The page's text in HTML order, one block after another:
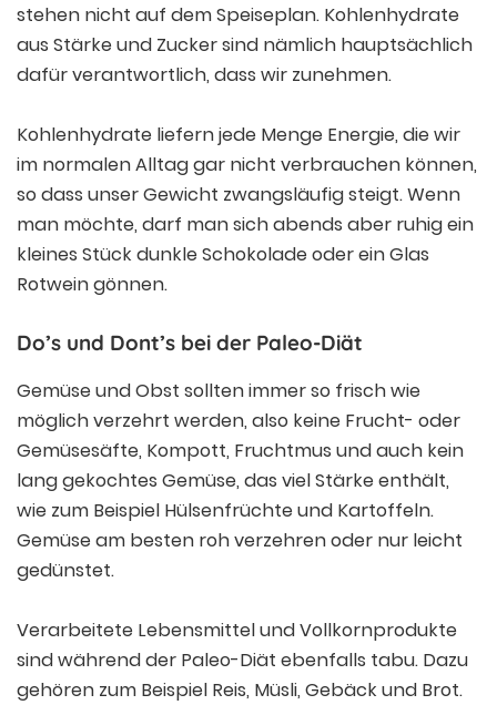
stehen nicht auf dem Speiseplan. Kohlenhydrate
aus Stärke und Zucker sind nämlich hauptsächlich
dafür verantwortlich, dass wir zunehmen.
Kohlenhydrate liefern jede Menge Energie, die wir
im normalen Alltag gar nicht verbrauchen können,
so dass unser Gewicht zwangsläufig steigt. Wenn
man möchte, darf man sich abends aber ruhig ein
kleines Stück dunkle Schokolade oder ein Glas
Rotwein gönnen.
Do’s und Dont’s bei der Paleo-Diät
Gemüse und Obst sollten immer so frisch wie
möglich verzehrt werden, also keine Frucht- oder
Gemüsesäfte, Kompott, Fruchtmus und auch kein
lang gekochtes Gemüse, das viel Stärke enthält,
wie zum Beispiel Hülsenfrüchte und Kartoffeln.
Gemüse am besten roh verzehren oder nur leicht
gedünstet.
Verarbeitete Lebensmittel und Vollkornprodukte
sind während der Paleo-Diät ebenfalls tabu. Dazu
gehören zum Beispiel Reis, Müsli, Gebäck und Brot.